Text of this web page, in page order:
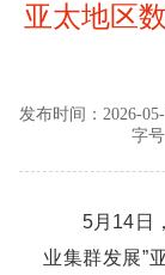
亚太地区
发布时间： 2026-
字
5月14日，
业集群发展”